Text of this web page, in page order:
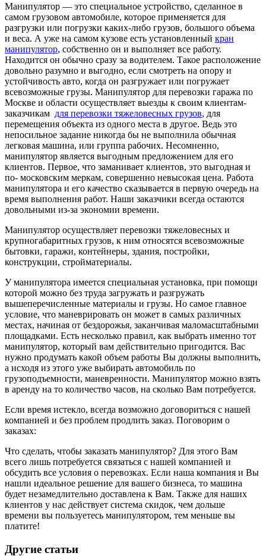
Манипулятор — это специальное устройство, сделанное в
самом грузовом автомобиле, которое применяется для
разгрузки или погрузки каких-либо грузов, большого объема
и веса. А уже на самом кузове есть установленный кран
манипулятор, собственно он и выполняет все работу.
Находится он обычно сразу за водителем. Такое расположение
довольно разумно и выгодно, если смотреть на опору и
устойчивость авто, когда он разгружает или погружает
всевозможные грузы. Манипулятор для перевозки гаража по
Москве и области осуществляет выезды к своим клиентам-
заказчикам для перевозки тяжеловесных грузов, для
перемещения объекта из одного места в другое. Ведь это
непосильное задание никогда бы не выполнила обычная
легковая машина, или группа рабочих. Несомненно,
манипулятор является выгодным предложением для его
клиентов. Первое, что заманивает клиентов, это выгодная и
по- московским меркам, совершенно невысокая цена. Работа
манипулятора и его качество сказывается в первую очередь на
время выполнения работ. Наши заказчики всегда остаются
довольными из-за экономии времени.
Манипулятор осуществляет перевозки тяжеловесных и
крупногабаритных грузов, к ним относятся всевозможные
бытовки, гаражи, контейнеры, здания, постройки,
конструкции, стройматериалы.
У манипулятора имеется специальная установка, при помощи
которой можно без труда загружать и разгружать
вышеперечисленные материалы и грузы. Но самое главное
условие, что маневрировать он может в самых различных
местах, начиная от бездорожья, заканчивая маломасштабными
площадками. Есть несколько правил, как выбрать именно тот
манипулятор, который вам действительно пригодится. Вас
нужно продумать какой объем работы Вы должны выполнить,
а исходя из этого уже выбирать автомобиль по
грузоподъемности, маневренности. Манипулятор можно взять
в аренду на то количество часов, на сколько Вам потребуется.
Если время истекло, всегда возможно договориться с нашей
компанией и без проблем продлить заказ. Поговорим о
заказах:
Что сделать, чтобы заказать манипулятор? Для этого Вам
всего лишь потребуется связаться с нашей компанией и
обсудить все условия о перевозках. Если наша компания и Вы
нашли идеальное решение для вашего бизнеса, то машина
будет незамедлительно доставлена к Вам. Также для наших
клиентов у нас действует система скидок, чем дольше
времени вы пользуетесь манипулятором, тем меньше вы
платите!
Другие статьи